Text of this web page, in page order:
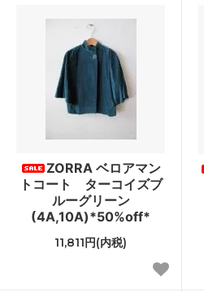
ZORRA ベロアマン
トコート ターコイズブ
ルーグリーン
(4A,10A)*50%off*
11,811円(内税)